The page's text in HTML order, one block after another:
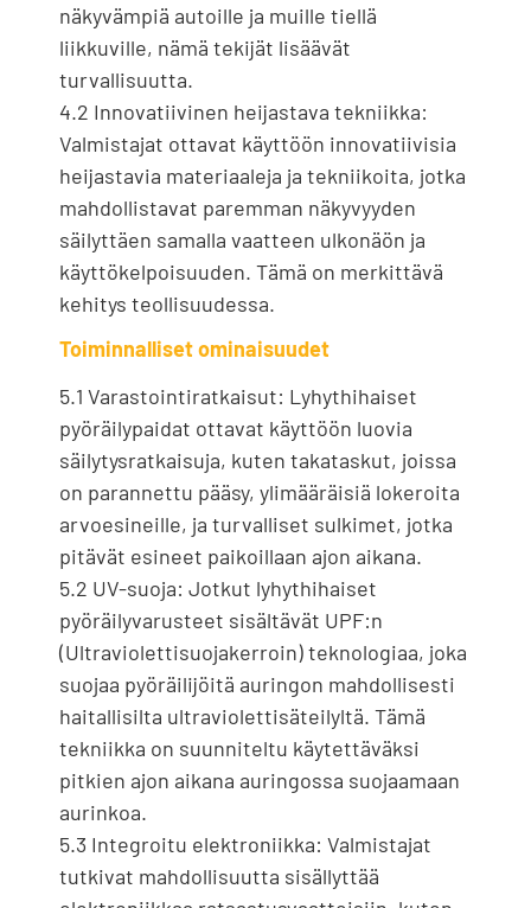
näkyvämpiä autoille ja muille tiellä
liikkuville, nämä tekijät lisäävät
turvallisuutta.
4.2 Innovatiivinen heijastava tekniikka:
Valmistajat ottavat käyttöön innovatiivisia
heijastavia materiaaleja ja tekniikoita, jotka
mahdollistavat paremman näkyvyyden
säilyttäen samalla vaatteen ulkonäön ja
käyttökelpoisuuden. Tämä on merkittävä
kehitys teollisuudessa.
Toiminnalliset ominaisuudet
5.1 Varastointiratkaisut: Lyhythihaiset
pyöräilypaidat ottavat käyttöön luovia
säilytysratkaisuja, kuten takataskut, joissa
on parannettu pääsy, ylimääräisiä lokeroita
arvoesineille, ja turvalliset sulkimet, jotka
pitävät esineet paikoillaan ajon aikana.
5.2 UV-suoja: Jotkut lyhythihaiset
pyöräilyvarusteet sisältävät UPF:n
(Ultraviolettisuojakerroin) teknologiaa, joka
suojaa pyöräilijöitä auringon mahdollisesti
haitallisilta ultraviolettisäteilyltä. Tämä
tekniikka on suunniteltu käytettäväksi
pitkien ajon aikana auringossa suojaamaan
aurinkoa.
5.3 Integroitu elektroniikka: Valmistajat
tutkivat mahdollisuutta sisällyttää